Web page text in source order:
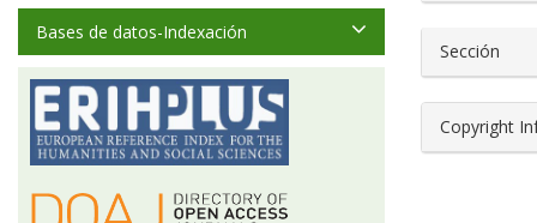
Sección
Copyright
Bases de datos-Indexación